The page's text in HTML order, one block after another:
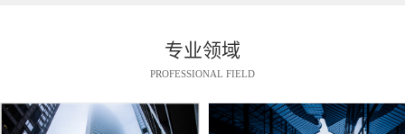
专业领域
PROFESSIONAL FIELD